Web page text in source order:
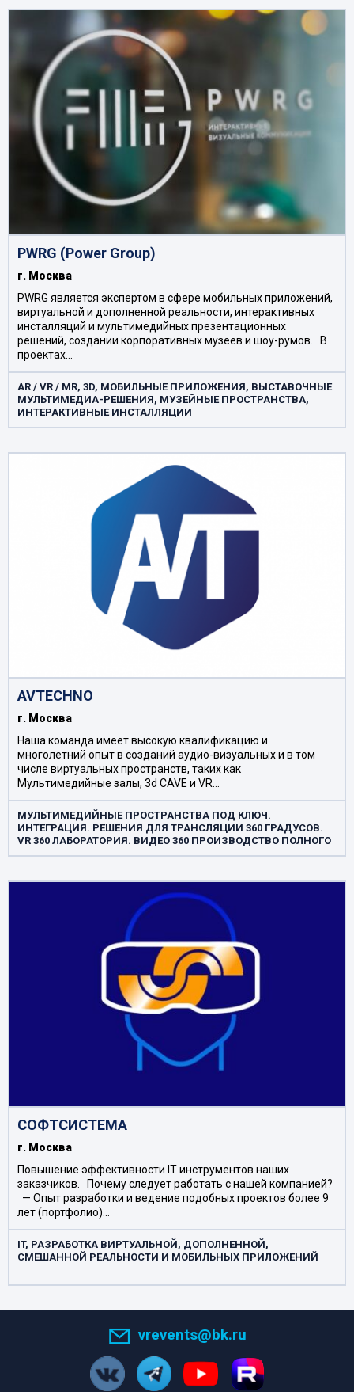
PWRG (Power Group)
г. Москва
PWRG является экспертом в сфере мобильных приложений,
виртуальной и дополненной реальности, интерактивных
инсталляций и мультимедийных презентационных
решений, создании корпоративных музеев и шоу-румов. В
проектах…
AR / VR / MR, 3D, МОБИЛЬНЫЕ ПРИЛОЖЕНИЯ, ВЫСТАВОЧНЫЕ
МУЛЬТИМЕДИА-РЕШЕНИЯ, МУЗЕЙНЫЕ ПРОСТРАНСТВА,
ИНТЕРАКТИВНЫЕ ИНСТАЛЛЯЦИИ
AVTEСHNO
г. Москва
Наша команда имеет высокую квалификацию и
многолетний опыт в созданий аудио-визуальных и в том
числе виртуальных пространств, таких как
Мультимедийные залы, 3d CAVE и VR…
МУЛЬТИМЕДИЙНЫЕ ПРОСТРАНСТВА ПОД КЛЮЧ.
ИНТЕГРАЦИЯ. РЕШЕНИЯ ДЛЯ ТРАНСЛЯЦИИ 360 ГРАДУСОВ.
VR 360 ЛАБОРАТОРИЯ. ВИДЕО 360 ПРОИЗВОДСТВО ПОЛНОГО
ЦИКЛА. ВИРТУАЛЬНЫЕ СИМУЛЯТОРЫ. ДОПОЛНЕННАЯ
СОФТСИСТЕМА
г. Москва
Повышение эффективности IT инструментов наших
заказчиков. Почему следует работать с нашей компанией?
— Опыт разработки и ведение подобных проектов более 9
лет (портфолио)…
IT, РАЗРАБОТКА ВИРТУАЛЬНОЙ, ДОПОЛНЕННОЙ,
СМЕШАННОЙ РЕАЛЬНОСТИ И МОБИЛЬНЫХ ПРИЛОЖЕНИЙ
vrevents@bk.ru